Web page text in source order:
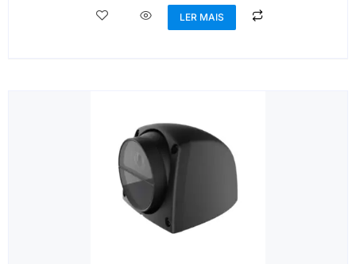
LER MAIS